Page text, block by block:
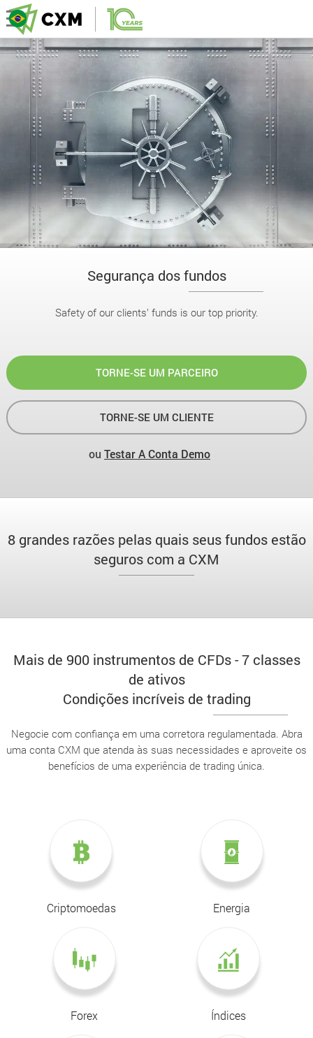
Segurança dos fundos
Safety of our clients’ funds is our top priority.
TORNE-SE UM PARCEIRO
TORNE-SE UM CLIENTE
ou Testar A Conta Demo
8 grandes razões pelas quais seus fundos estão
seguros com a CXM
Mais de 900 instrumentos de CFDs - 7 classes
de ativos
Condições incríveis de trading
Negocie com confiança em uma corretora regulamentada. Abra
uma conta CXM que atenda às suas necessidades e aproveite os
benefícios de uma experiência de trading única.
Criptomoedas Energia
Forex Índices